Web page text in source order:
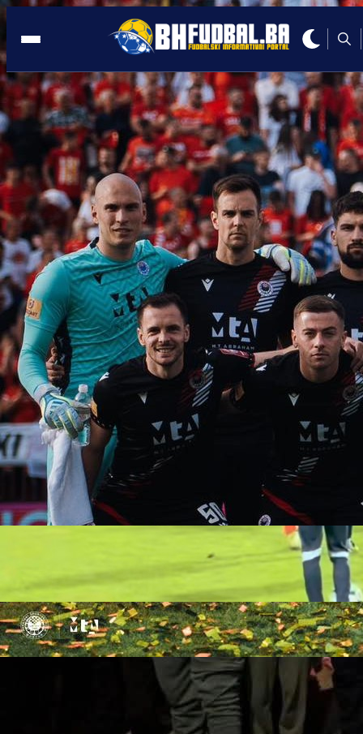
MOKRI DOLAC
19:50, 11.09.2025
Veliki skandal u najavi: Posušje ne želi
Bandića i Gedžića na terenu!
Autor:
Redakcija
19:50, 11.09.2025